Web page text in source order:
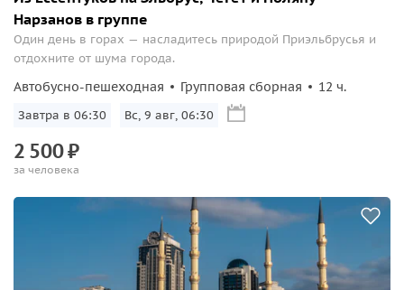
Нарзанов в группе
Один день в горах — насладитесь природой Приэльбрусья и
отдохните от шума города.
Автобусно-пешеходная Групповая сборная 12 ч.
Завтра в 06:30 Вс, 9 авг, 06:30
2 500₽
за человека